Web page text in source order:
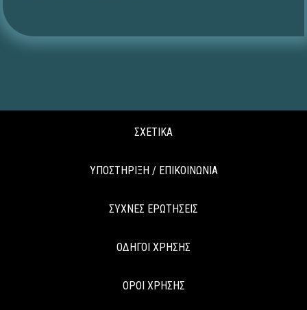
ΣΧΕΤΙΚΑ
ΥΠΟΣΤΗΡΙΞΗ / ΕΠΙΚΟΙΝΩΝΙΑ
ΣΥΧΝΕΣ ΕΡΩΤΗΣΕΙΣ
ΟΔΗΓΟΙ ΧΡΗΣΗΣ
ΟΡΟΙ ΧΡΗΣΗΣ